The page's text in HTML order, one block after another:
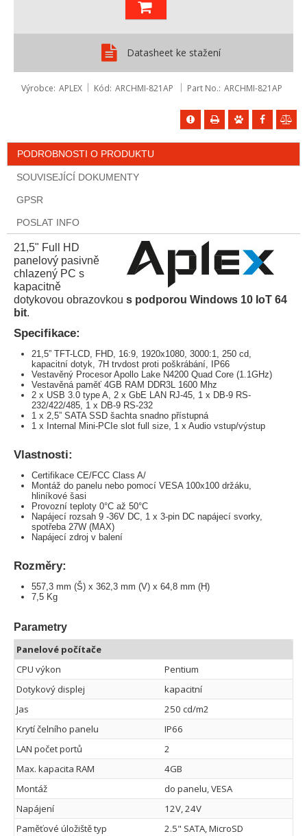
Datasheet ke stažení
Výrobce APLEX Kód ARCHMI-821AP Part No. ARCHMI-821AP
PODROBNOSTI O PRODUKTU
SOUVISEJÍCÍ DOKUMENTY
GPSR
POSLAT INFO
21,5" Full HD
panelový pasivně
chlazený PC s
kapacitně
dotykovou obrazovkou s podporou Windows 10 IoT 64
bit.
Specifikace:
21,5” TFT-LCD, FHD, 16:9, 1920x1080, 3000:1, 250 cd,
kapacitní dotyk, 7H trvdost proti poškrábání, IP66
Vestavěný Procesor Apollo Lake N4200 Quad Core (1.1GHz)
Vestavěná paměť 4GB RAM DDR3L 1600 Mhz
2 x USB 3.0 type A, 2 x GbE LAN RJ-45, 1 x DB-9 RS-
232/422/485, 1 x DB-9 RS-232
1 x 2,5” SATA SSD šachta snadno přístupná
1 x Internal Mini-PCIe slot full size, 1 x Audio vstup/výstup
Vlastnosti:
Certifikace CE/FCC Class A/
Montáž do panelu nebo pomocí VESA 100x100 držáku,
hliníkové šasi
Provozní teploty 0°C až 50°C
Napájecí rozsah 9 -36V DC, 1 x 3-pin DC napájecí svorky,
spotřeba 27W (MAX)
Napájecí zdroj v balení
Rozměry:
557,3 mm (Š) x 362,3 mm (V) x 64,8 mm (H)
7,5 Kg
Parametry
Panelové počítače
CPU výkon
Pentium
Dotykový displej
kapacitní
Jas
250 cd/m2
Krytí čelního panelu
IP66
LAN počet portů
2
Max. kapacita RAM
4GB
Montáž
do panelu, VESA
Napájení
12V, 24V
Paměťové úložiště typ
2.5" SATA, MicroSD